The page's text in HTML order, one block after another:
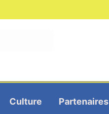
Culture Partenaires